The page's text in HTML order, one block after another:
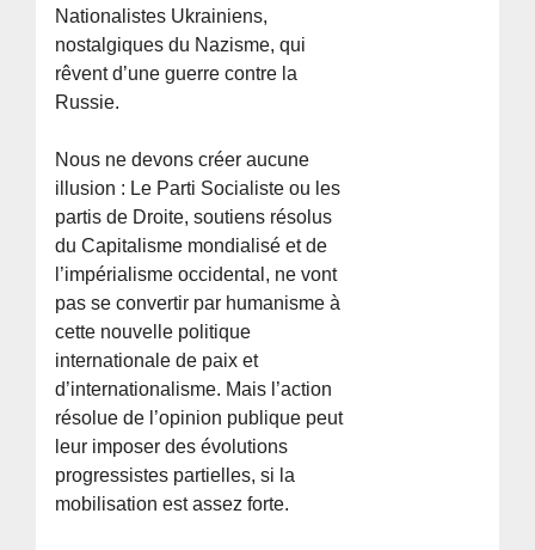
Nationalistes Ukrainiens,
nostalgiques du Nazisme, qui
rêvent d’une guerre contre la
Russie.
Nous ne devons créer aucune
illusion : Le Parti Socialiste ou les
partis de Droite, soutiens résolus
du Capitalisme mondialisé et de
l’impérialisme occidental, ne vont
pas se convertir par humanisme à
cette nouvelle politique
internationale de paix et
d’internationalisme. Mais l’action
résolue de l’opinion publique peut
leur imposer des évolutions
progressistes partielles, si la
mobilisation est assez forte.